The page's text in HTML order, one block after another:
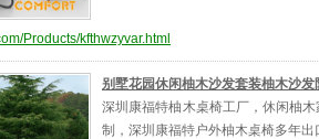
Products/kfthwzyvar.html
别墅花园休闲柚木沙发套装柚木沙发
深圳康福特柚木桌椅工厂，休闲柚
制，深圳康福特户外柚木桌椅多年